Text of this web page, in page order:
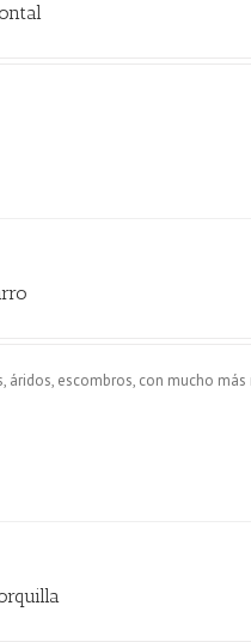
áridos, escombros, con mucho